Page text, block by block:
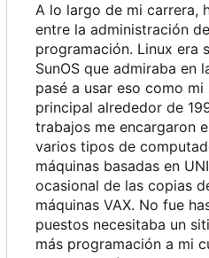
A lo largo de mi carrera,
entre la administración
programación. Linux era
SunOS que admiraba en
pasé a usar eso como
principal alrededor de
trabajos me encargaron
varios tipos de
máquinas basadas en
ocasional de las copias
máquinas VAX. No fue
puestos necesitaba un
más programación a mi